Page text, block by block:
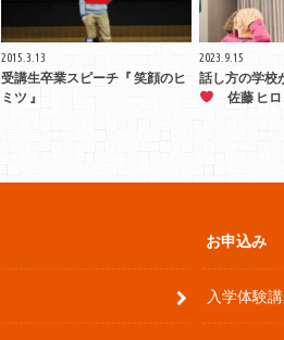
2015.3.13
受講生卒業スピーチ『 笑顔のヒ
ミツ 』
2023.9.15
話し方の学校
佐藤 ヒロ
お申込み
入学体験